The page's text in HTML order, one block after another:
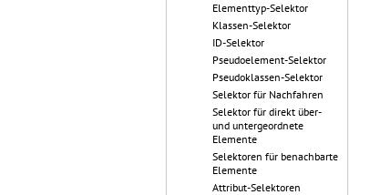
Elementtyp-Selektor
Klassen-Selektor
ID-Selektor
Pseudoelement-Selektor
Pseudoklassen-Selektor
Selektor für Nachfahren
Selektor für direkt über-
und untergeordnete
Elemente
Selektoren für benachbarte
Elemente
Attribut-Selektoren